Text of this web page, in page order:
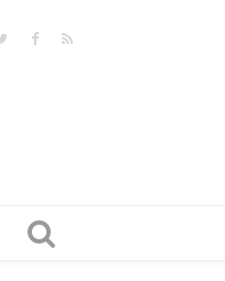
TwitterFacebook
RSS